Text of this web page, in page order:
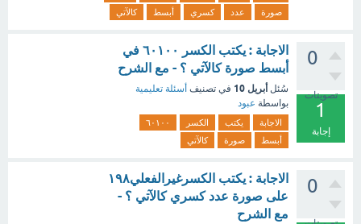
صورة
عدد كسري أبسط كالآتي
0
تصويتات
1
إجابة
الاجابة : يكتب الكسر ٦٠١٠٠ في
أبسط صورة كالآتي ؟ - مع الشرح
سُئل أبريل 10 في تصنيف أسئلة تعليمية
بواسطة عبود
الاجابة يكتب الكسر
٦٠١٠٠
أبسط
صورة كالآتي
0
الاجابة : يكتب الكسرغيرالفعلي١٩٨
على صورة عدد كسري كالآتي ؟ -
مع الشرح